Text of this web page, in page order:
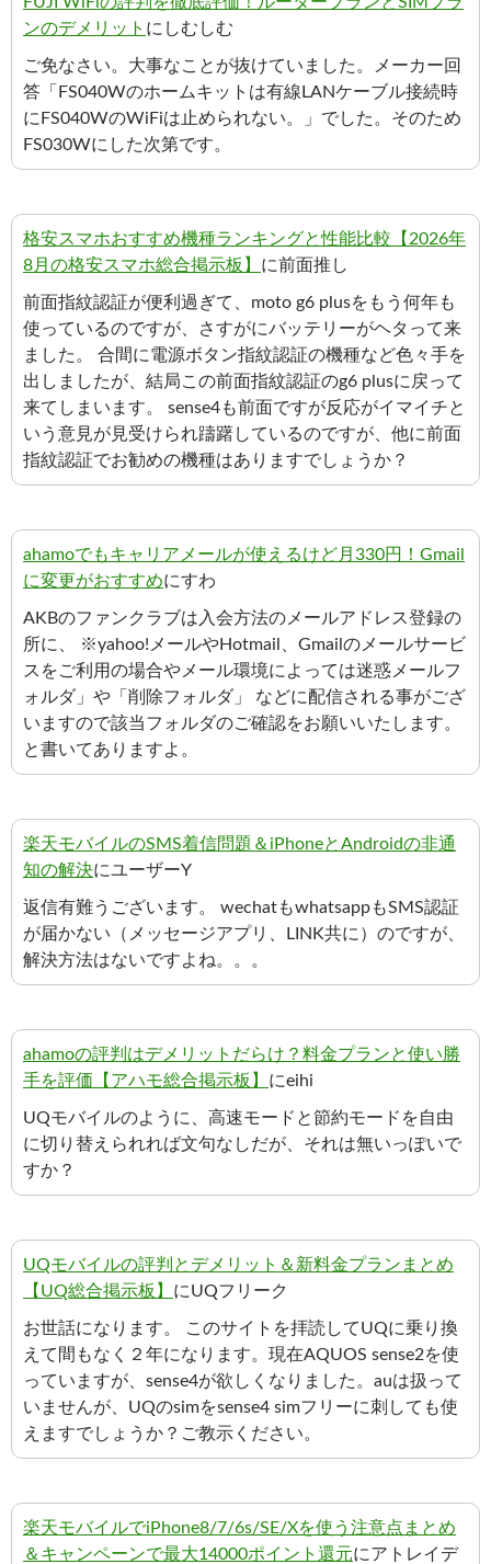
ンのデメリット にしむしむ
ご免なさい。大事なことが抜けていました。メーカー回
答「FS040Wのホームキットは有線LANケーブル接続時
にFS040WのWiFiは止められない。」でした。そのため
FS030Wにした次第です。
格安スマホおすすめ機種ランキングと性能比較【2026年
8月の格安スマホ総合掲示板】 に前面推し
前面指紋認証が便利過ぎて、moto g6 plusをもう何年も
使っているのですが、さすがにバッテリーがヘタって来
ました。 合間に電源ボタン指紋認証の機種など色々手を
出しましたが、結局この前面指紋認証のg6 plusに戻って
来てしまいます。 sense4も前面ですが反応がイマイチと
いう意見が見受けられ躊躇しているのですが、他に前面
指紋認証でお勧めの機種はありますでしょうか？
ahamoでもキャリアメールが使えるけど月330円！Gmail
に変更がおすすめにすわ
AKBのファンクラブは入会方法のメールアドレス登録の
所に、 ※yahoo!メールやHotmail、Gmailのメールサービ
スをご利用の場合やメール環境によっては迷惑メールフ
ォルダ」や「削除フォルダ」 などに配信される事がござ
いますので該当フォルダのご確認をお願いいたします。
と書いてありますよ。
楽天モバイルのSMS着信問題＆iPhoneとAndroidの非通
知の解決にユーザーY
返信有難うございます。 wechatもwhatsappもSMS認証
が届かない（メッセージアプリ、LINK共に）のですが、
解決方法はないですよね。。。
ahamoの評判はデメリットだらけ？料金プランと使い勝
手を評価【アハモ総合掲示板】 にeihi
UQモバイルのように、高速モードと節約モードを自由
に切り替えられれば文句なしだが、それは無いっぽいで
すか？
UQモバイルの評判とデメリット＆新料金プランまとめ
【UQ総合掲示板】 にUQフリーク
お世話になります。 このサイトを拝読してUQに乗り換
えて間もなく２年になります。現在AQUOS sense2を使
っていますが、sense4が欲しくなりました。auは扱って
いませんが、UQのsimをsense4 simフリーに刺しても使
えますでしょうか？ご教示ください。
楽天モバイルでiPhone8/7/6s/SE/Xを使う注意点まとめ
＆キャンペーンで最大14000ポイント還元にアトレイデ